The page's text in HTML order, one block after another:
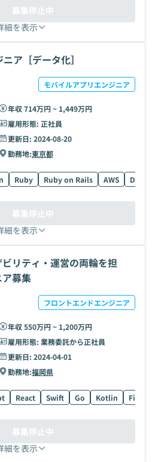
細を表示
募集停止中
ア［データ化］
モバイルアプリエンジニア
年収 714万円 ~ 1,449万円
雇用形態: 正社員
更新日: 2024-08-20
勤務地:東京都
Ruby Ruby on Rails AWS Docker
細を表示
募集停止中
リティ・運営の両輪を担
募集
フロントエンドエンジニア
年収 550万円 ~ 1,200万円
雇用形態: 業務委託から正社員
更新日: 2024-04-01
勤務地:福岡県
React Swift Go Kotlin Figma
細を表示
募集停止中